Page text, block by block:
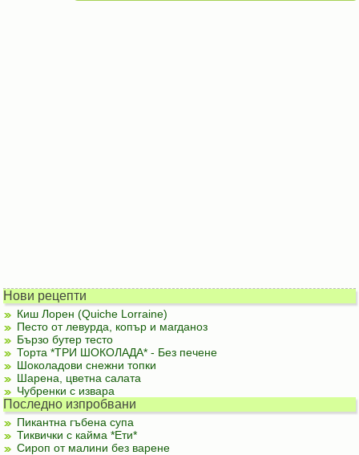
Нови рецепти
Киш Лорен (Quiche Lorraine)
Песто от левурда, копър и магданоз
Бързо бутер тесто
Торта *ТРИ ШОКОЛАДА* - Без печене
Шоколадови снежни топки
Шарена, цветна салата
Чубренки с извара
Последно изпробвани
Пикантна гъбена супа
Тиквички с кайма *Ети*
Сироп от малини без варене